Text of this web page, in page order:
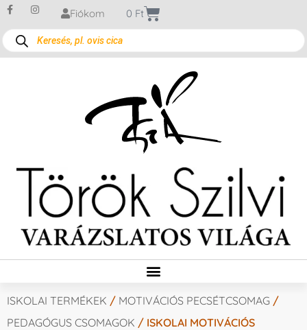
Fiókom 0 Ft
ISKOLAI TERMÉKEK / MOTIVÁCIÓS PECSÉTCSOMAG /
PEDAGÓGUS CSOMAGOK / ISKOLAI MOTIVÁCIÓS